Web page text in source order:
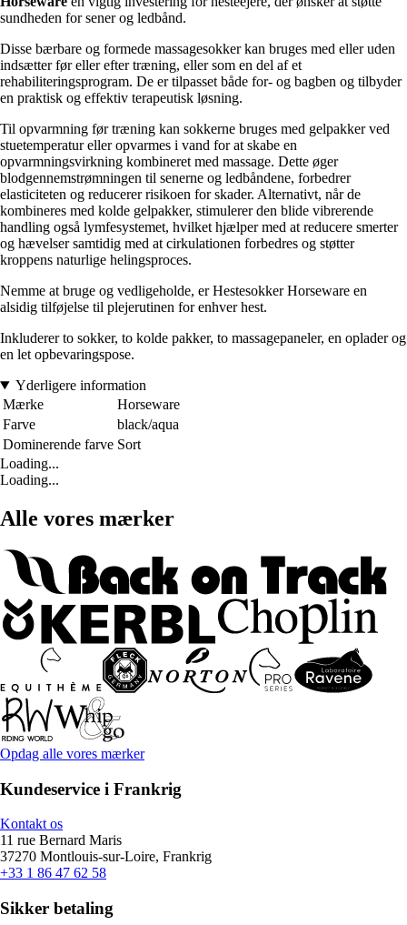
sundheden for sener og ledbånd.
Disse bærbare og formede massagesokker kan bruges med eller uden
indsætter før eller efter træning, eller som en del af et
rehabiliteringsprogram. De er tilpasset både for- og bagben og tilbyder
en praktisk og effektiv terapeutisk løsning.
Til opvarmning før træning kan sokkerne bruges med gelpakker ved
stuetemperatur eller opvarmes i vand for at skabe en
opvarmningsvirkning kombineret med massage. Dette øger
blodgennemstrømningen til senerne og ledbåndene, forbedrer
elasticiteten og reducerer risikoen for skader. Alternativt, når de
kombineres med kolde gelpakker, stimulerer den blide vibrerende
handling også lymfesystemet, hvilket hjælper med at reducere smerter
og hævelser samtidig med at cirkulationen forbedres og støtter
kroppens naturlige helingsproces.
Nemme at bruge og vedligeholde, er Hestesokker Horseware en
alsidig tilføjelse til plejerutinen for enhver hest.
Inkluderer to sokker, to kolde pakker, to massagepaneler, en oplader og
en let opbevaringspose.
Yderligere information
Mærke
Horseware
Farve
black/aqua
Dominerende farve Sort
Loading...
Loading...
Alle vores mærker
Opdag alle vores mærker
Kundeservice i Frankrig
Kontakt os
11 rue Bernard Maris
37270 Montlouis-sur-Loire, Frankrig
+33 1 86 47 62 58
Sikker betaling